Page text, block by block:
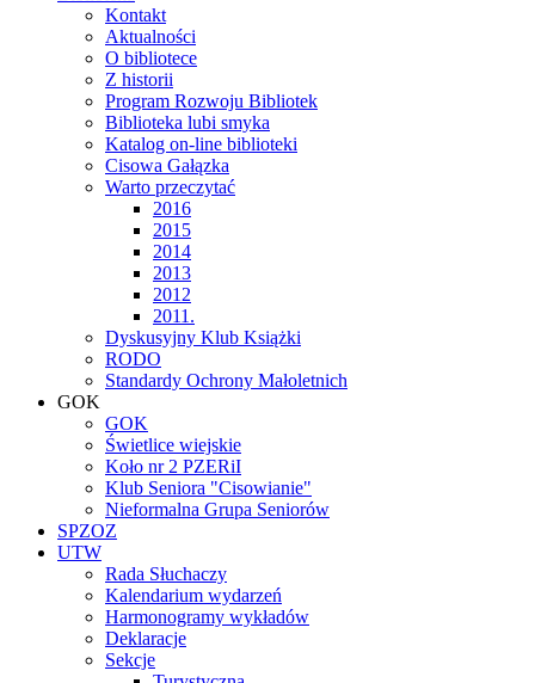
Kontakt
Aktualności
O bibliotece
Z historii
Program Rozwoju Bibliotek
Biblioteka lubi smyka
Katalog on-line biblioteki
Cisowa Gałązka
Warto przeczytać
2016
2015
2014
2013
2012
2011.
Dyskusyjny Klub Książki
RODO
Standardy Ochrony Małoletnich
GOK
GOK
Świetlice wiejskie
Koło nr 2 PZERiI
Klub Seniora "Cisowianie"
Nieformalna Grupa Seniorów
SPZOZ
UTW
Rada Słuchaczy
Kalendarium wydarzeń
Harmonogramy wykładów
Deklaracje
Sekcje